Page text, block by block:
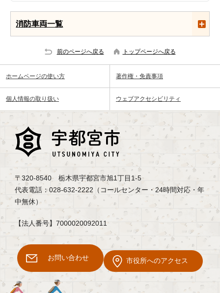
消防車両一覧
前のページへ戻る トップページへ戻る
ホームページの使い方 著作権・免責事項
個人情報の取り扱い ウェブアクセシビリティ
〒320-8540 栃木県宇都宮市旭1丁目1-5
代表電話：028-632-2222（コールセンター・24時間対応・年
中無休）
【法人番号】7000020092011
お問い合わせ 市役所へのアクセス